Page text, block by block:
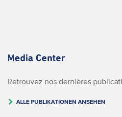
Media Center
Retrouvez nos dernières
ALLE PUBLIKATIONEN ANSEHEN